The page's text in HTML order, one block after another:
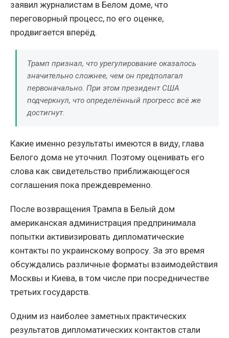
заявил журналистам в Белом доме, что
переговорный процесс, по его оценке,
продвигается вперёд.
Трамп признал, что урегулирование оказалось
значительно сложнее, чем он предполагал
первоначально. При этом президент США
подчеркнул, что определённый прогресс всё же
достигнут.
Какие именно результаты имеются в виду, глава
Белого дома не уточнил. Поэтому оценивать его
слова как свидетельство приближающегося
соглашения пока преждевременно.
После возвращения Трампа в Белый дом
американская администрация предпринимала
попытки активизировать дипломатические
контакты по украинскому вопросу. За это время
обсуждались различные форматы взаимодействия
Москвы и Киева, в том числе при посредничестве
третьих государств.
Одним из наиболее заметных практических
результатов дипломатических контактов стали